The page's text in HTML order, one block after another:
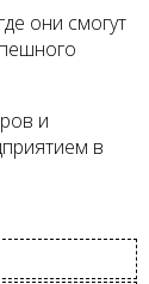
они смогут
и
в